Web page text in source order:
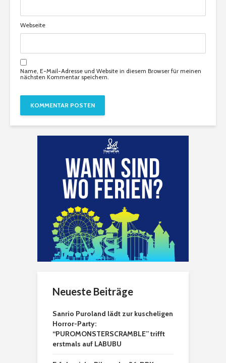
Webseite
Name, E-Mail-Adresse und Website in diesem Browser für meinen
nächsten Kommentar speichern.
Neueste Beiträge
Sanrio Puroland lädt zur kuscheligen
Horror-Party:
“PUROMONSTERSCRAMBLE” trifft
erstmals auf LABUBU